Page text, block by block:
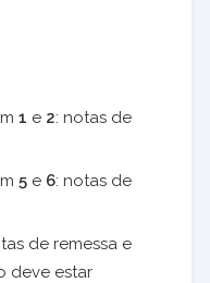
1 e 2: notas de
5 e 6: notas de
de remessa e
deve estar